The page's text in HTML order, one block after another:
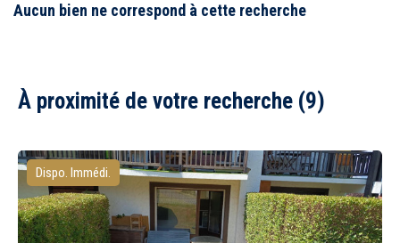
Aucun bien ne correspond à cette recherche
À proximité de votre recherche (9)
Dispo. Immédi.